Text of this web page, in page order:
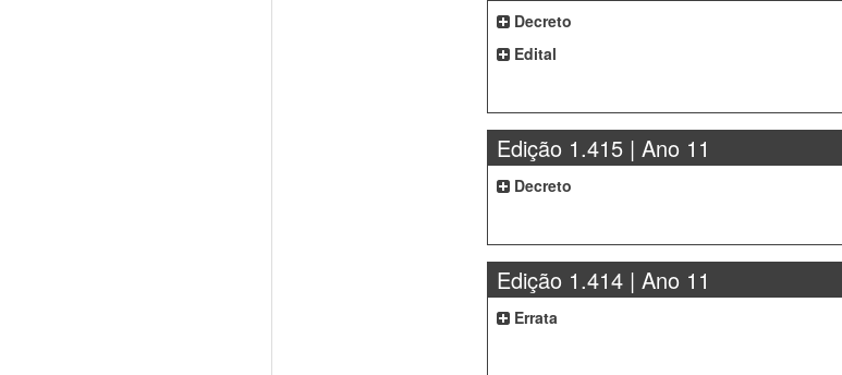
Decreto
Edital
Edição 1.415 | Ano 11
Decreto
Edição 1.414 | Ano 11
Errata